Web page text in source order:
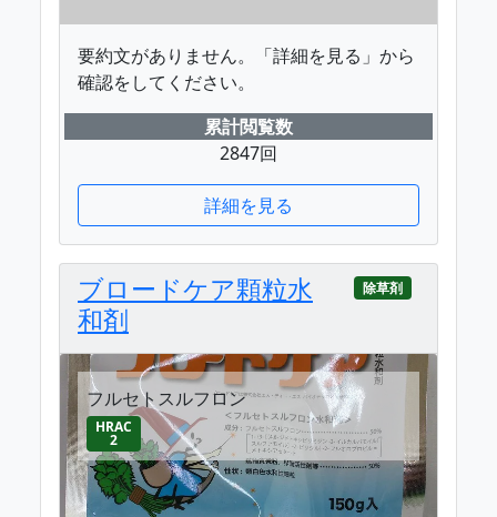
要約文がありません。「詳細を見る」から
確認をしてください。
累計閲覧数
2847回
詳細を見る
ブロードケア顆粒水
和剤
除草剤
フルセトスルフロン
HRAC
2